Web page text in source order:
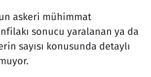
askeri mühimmat
sonucu yaralanan ya da
sayısı konusunda detaylı